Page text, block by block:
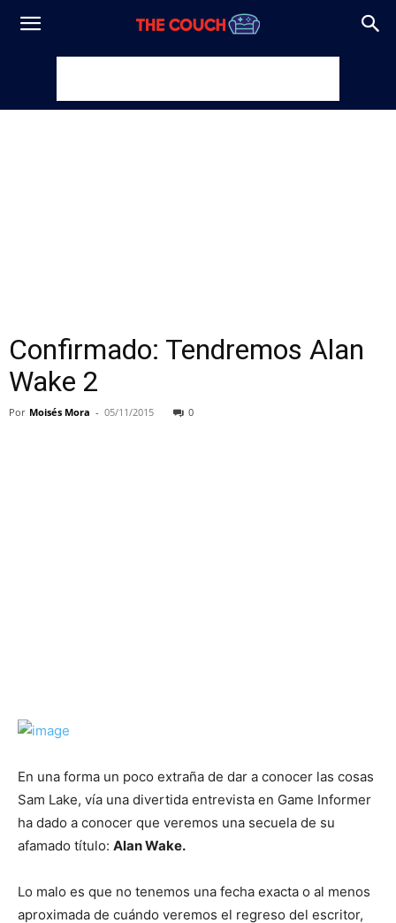
Confirmado: Tendremos Alan
Wake 2
Por Moisés Mora - 05/11/2015 0
En una forma un poco extraña de dar a conocer las cosas
Sam Lake, vía una divertida entrevista en Game Informer
ha dado a conocer que veremos una secuela de su
afamado título: Alan Wake.
Lo malo es que no tenemos una fecha exacta o al menos
aproximada de cuándo veremos el regreso del escritor,